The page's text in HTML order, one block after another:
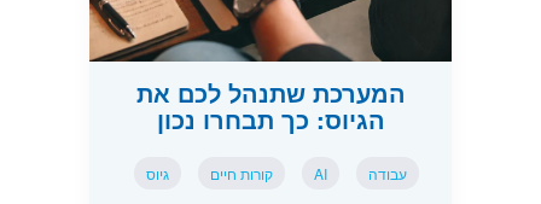
המערכת שתנהל לכם את
הגיוס: כך תבחרו נכון
עבודה AI קורות חיים גיוס